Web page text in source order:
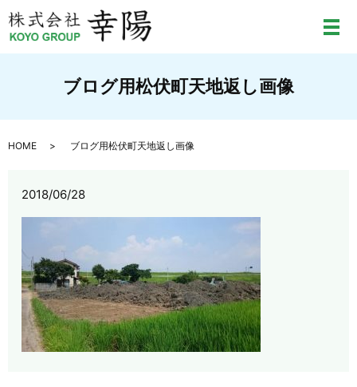
メ
ブログ用松伏町天地返し画像
HOME ブログ用松伏町天地返し画像
2018/06/28